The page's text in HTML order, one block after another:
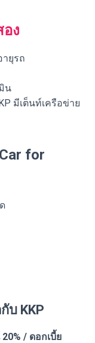
ง
ายุรถ
น
มีเต็นท์เครือข่าย
for
บ KKP
/ ดอกเบี้ย